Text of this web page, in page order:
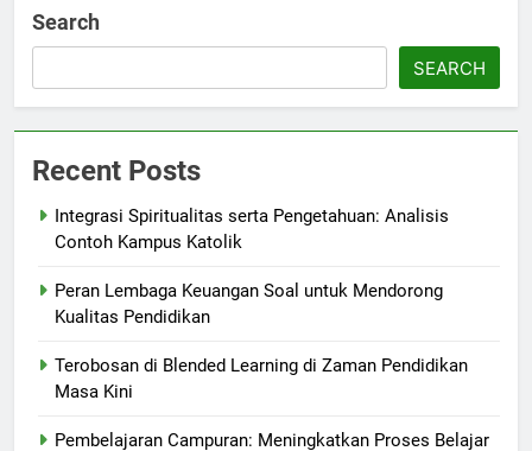
Search
SEARCH
Recent Posts
Integrasi Spiritualitas serta Pengetahuan: Analisis
Contoh Kampus Katolik
Peran Lembaga Keuangan Soal untuk Mendorong
Kualitas Pendidikan
Terobosan di Blended Learning di Zaman Pendidikan
Masa Kini
Pembelajaran Campuran: Meningkatkan Proses Belajar